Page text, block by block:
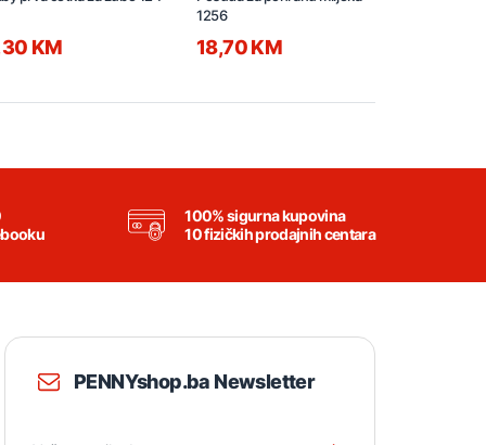
KM
1256
18,70 KM
100% sigurna kupovina
10 fizičkih prodajnih centara
PENNYshop.ba Newsletter